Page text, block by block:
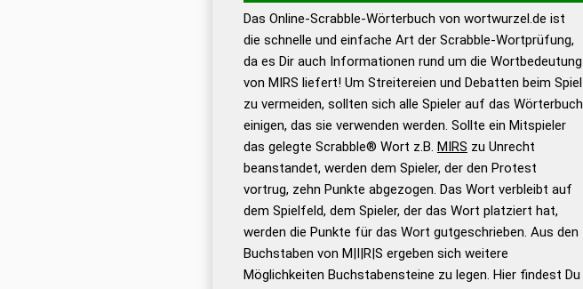
Wortwurzel liefert mit Hilfe eines semantischen
Wortanalyse-Algorithmus gute Anhaltspunkte zu
Wortbedeutung, Worttrennung und Wortform, um die
Gültigkeit eines Wortes für das Scrabble-Spiel zu
bestimmen!
zugelassene Turnier Scrabble-
Wörterbücher sind:
Duden – Standardwerk in 12
Bänden
Duden – Richtiges und gutes
Deutsch
Duden – Die deutsche Grammatik
Das Online-Scrabble-Wörterbuch von wortwurzel.de ist
die schnelle und einfache Art der Scrabble-Wortprüfung,
da es Dir auch Informationen rund um die Wortbedeutung
von MIRS liefert! Um Streitereien und Debatten beim Spiel
zu vermeiden, sollten sich alle Spieler auf das Wörterbuch
einigen, das sie verwenden werden. Sollte ein Mitspieler
das gelegte Scrabble® Wort z.B. MIRS zu Unrecht
beanstandet, werden dem Spieler, der den Protest
vortrug, zehn Punkte abgezogen. Das Wort verbleibt auf
dem Spielfeld, dem Spieler, der das Wort platziert hat,
werden die Punkte für das Wort gutgeschrieben. Aus den
Buchstaben von M|I|R|S ergeben sich weitere
Möglichkeiten Buchstabensteine zu legen. Hier findest Du